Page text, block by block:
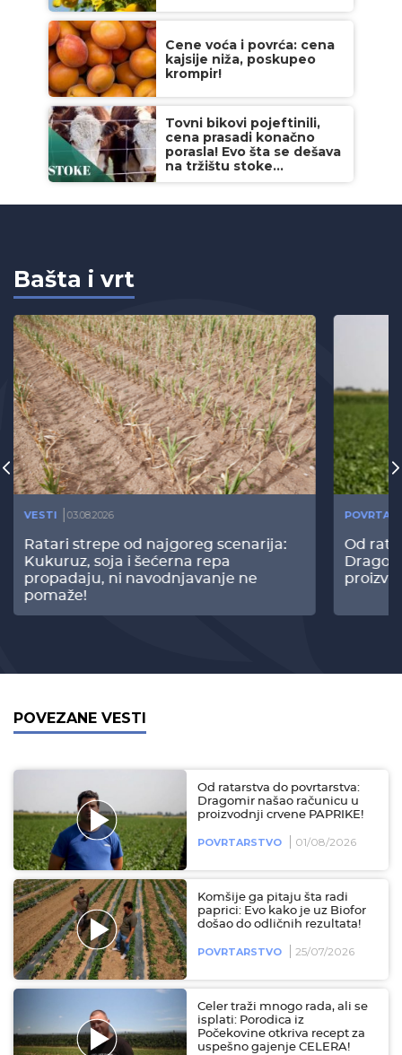
Cene voća i povrća: cena
kajsije niža, poskupeo
krompir!
Tovni bikovi pojeftinili,
cena prasadi konačno
porasla! Evo šta se dešava
na tržištu stoke...
Bašta i vrt
VESTI 03.08.2026
Ratari strepe od najgoreg scenarija:
Kukuruz, soja i šećerna repa
propadaju, ni navodnjavanje ne
pomaže!
Od
POVEZANE VESTI
Od ratarstva do povrtarstva:
Dragomir našao računicu u
proizvodnji crvene PAPRIKE!
POVRTARSTVO 01/08/2026
Komšije ga pitaju šta radi
paprici: Evo kako je uz Biofor
došao do odličnih rezultata!
POVRTARSTVO 25/07/2026
Celer traži mnogo rada, ali se
isplati: Porodica iz
Počekovine otkriva recept za
uspešno gajenje CELERA!